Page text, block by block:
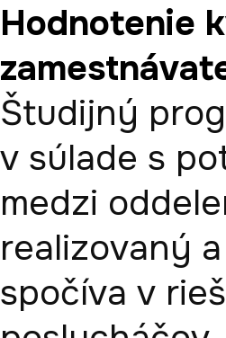
Hodnotenie
Študijný
v súlade s
medzi
realizovaný
spočíva v